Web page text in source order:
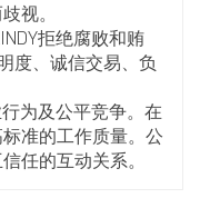
视。
拒绝腐败和贿
度、诚信交易、负
为及公平竞争。在
准的工作质量。公
任的互动关系。